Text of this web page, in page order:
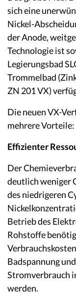
sich eine
Nickel-
der Anode,
Technologie ist
Legierungsbad
Trommelbad
ZN 201 VX)
Die neuen VX-
mehrere Vorteile:
Effizienter
Der
deutlich weniger
des niedrigeren
Betrieb des
Rohstoffe
Badspannung
Stromverbrauch
werden.